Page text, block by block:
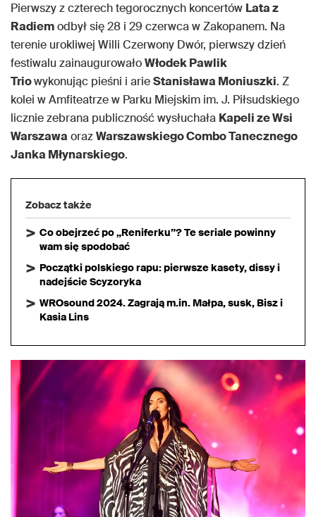
Pierwszy z czterech tegorocznych koncertów Lata z
Radiemodbył się 28 i 29 czerwca w Zakopanem. Na
terenie urokliwej Willi Czerwony Dwór, pierwszy dzień
festiwalu zainaugurowałoWłodek Pawlik
Triowykonując pieśni i arieStanisława Moniuszki. Z
kolei w Amfiteatrze w Parku Miejskim im. J. Piłsudskiego
licznie zebrana publiczność wysłuchała Kapeli ze Wsi
Warszawa orazWarszawskiego Combo Tanecznego
Janka Młynarskiego.
Zobacz także
Co obejrzeć po „Reniferku”? Te seriale powinny
wam się spodobać
Początki polskiego rapu: pierwsze kasety, dissy i
nadejście Scyzoryka
WROsound 2024. Zagrają m.in. Małpa, susk, Bisz i
Kasia Lins